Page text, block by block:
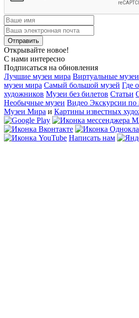
Открывайте новое!
С нами интересно
Подписаться на обновления
Лучшие музеи мира Виртуальные
музеи мира Самый большой музей Где
художников Музеи без билетов Статьи
Необычные музеи Видео Экскурсии по
Музеи Мира и Картины известных
Написать нам